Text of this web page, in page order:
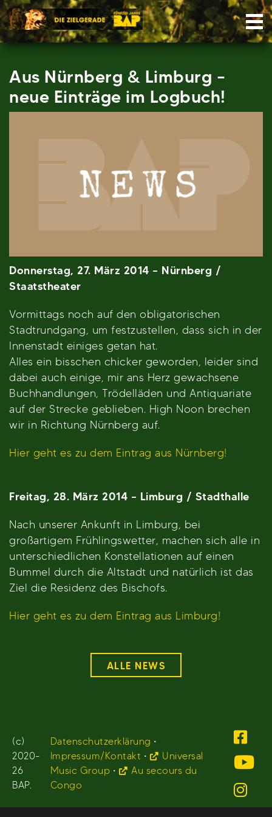
Skip
to
content
Aus Nürnberg & Limburg –
neue Einträge im Logbuch!
Donnerstag, 27. März 2014 – Nürnberg /
Staatstheater
Vormittags noch auf den obligatorischen
Stadtrundgang, um festzustellen, dass sich in der
Innenstadt einiges getan hat.
Alles ein bisschen chicker geworden, leider sind
dabei auch einige, mir ans Herz gewachsene
Buchhandlungen, Trödelläden und Antiquariate
auf der Strecke geblieben. High Noon brechen
wir in Richtung Nürnberg auf.
Hier geht es zu dem Eintrag aus Nürnberg!
Freitag, 28. März 2014 – Limburg / Stadthalle
Nach unserer Ankunft in Limburg, bei
großartigem Frühlingswetter, machen sich alle in
unterschiedlichen Konstellationen auf einen
Bummel durch die Altstadt und natürlich ist das
Ziel die Residenz des Bischofs.
Hier geht es zu dem Eintrag aus Limburg!
ALLE NEWS
(c)
2020-
26
BAP.
Datenschutzerklärung •
Impressum/Kontakt •
Universal
Music Group •
Au secours du
Congo